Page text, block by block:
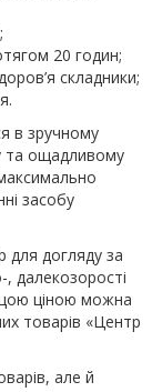
20 годин;
складники;
в зручному
та ощадливому
засобу
для догляду за
далекозорості
ціною можна
товарів «Центр
але й